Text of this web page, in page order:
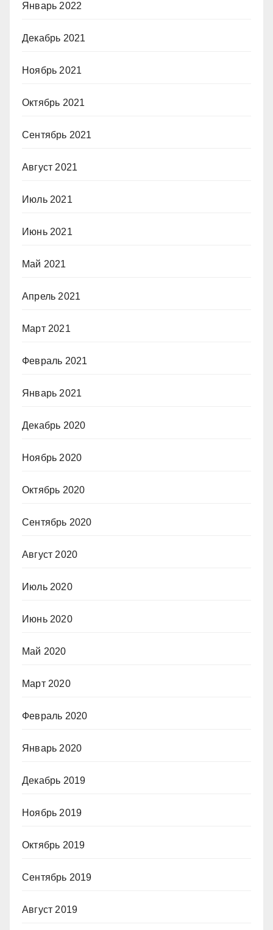
Январь 2022
Декабрь 2021
Ноябрь 2021
Октябрь 2021
Сентябрь 2021
Август 2021
Июль 2021
Июнь 2021
Май 2021
Апрель 2021
Март 2021
Февраль 2021
Январь 2021
Декабрь 2020
Ноябрь 2020
Октябрь 2020
Сентябрь 2020
Август 2020
Июль 2020
Июнь 2020
Май 2020
Март 2020
Февраль 2020
Январь 2020
Декабрь 2019
Ноябрь 2019
Октябрь 2019
Сентябрь 2019
Август 2019